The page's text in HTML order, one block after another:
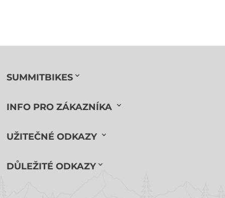
SUMMITBIKES
INFO PRO ZÁKAZNÍKA
UŽITEČNÉ ODKAZY
DŮLEŽITÉ ODKAZY